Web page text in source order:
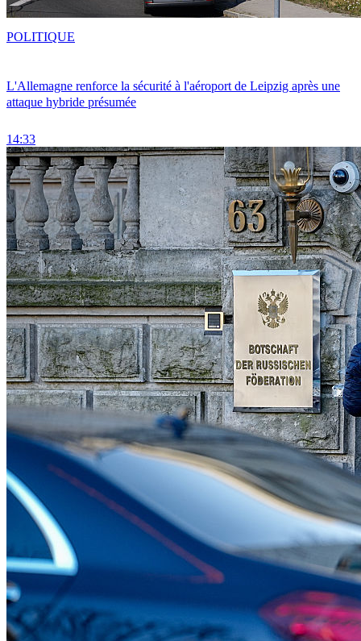
L'Allemagne renforce la sécurité à l'aéroport de Leipzig après une
attaque hybride présumée
14:33
POLITIQUE